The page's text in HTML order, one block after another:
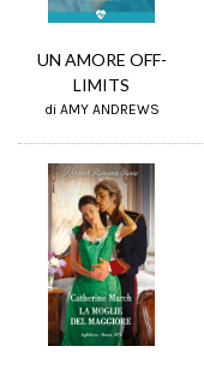
UN AMORE OFF-
LIMITS
di AMY ANDREWS